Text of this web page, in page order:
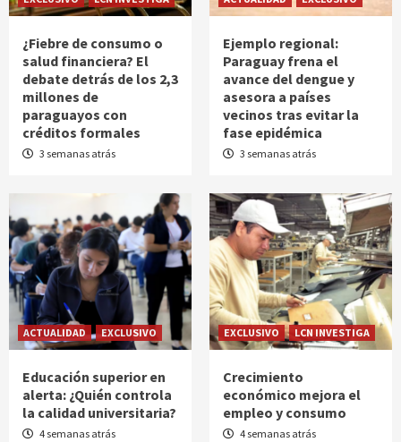
¿Fiebre de consumo o
salud financiera? El
debate detrás de los 2,3
millones de
paraguayos con
créditos formales
3 semanas atrás
Ejemplo regional:
Paraguay frena el
avance del dengue y
asesora a países
vecinos tras evitar la
fase epidémica
3 semanas atrás
ACTUALIDAD EXCLUSIVO
Educación superior en
alerta: ¿Quién controla
la calidad universitaria?
4 semanas atrás
EXCLUSIVO LCN INVESTIGA
Crecimiento
económico mejora el
empleo y consumo
4 semanas atrás